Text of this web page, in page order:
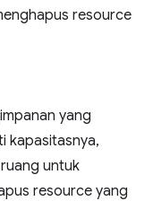
resource
yang
kapasitasnya,
untuk
resource yang